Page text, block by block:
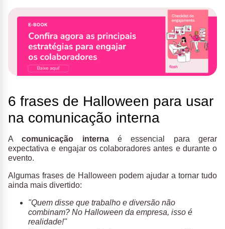
6 frases de Halloween para usar
na comunicação interna
Acomunicação internaé essencial para gerar
expectativa e engajar os colaboradores antes e durante o
evento.
Algumas frases de Halloween podem ajudar a tornar tudo
ainda mais divertido:
"Quem disse que trabalho e diversão não
combinam? No Halloween da empresa, isso é
realidade!"